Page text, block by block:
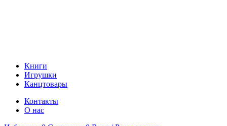
Книги
Игрушки
Канцтовары
Контакты
О нас